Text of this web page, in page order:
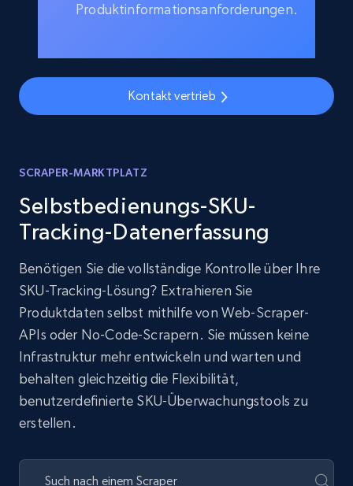
Produktinformationsanforderungen.
Kontakt vertrieb
SCRAPER-MARKTPLATZ
Selbstbedienungs-SKU-
Tracking-Datenerfassung
Benötigen Sie die vollständige Kontrolle über Ihre
SKU-Tracking-Lösung? Extrahieren Sie
Produktdaten selbst mithilfe von Web-Scraper-
APIs oder No-Code-Scrapern. Sie müssen keine
Infrastruktur mehr entwickeln und warten und
behalten gleichzeitig die Flexibilität,
benutzerdefinierte SKU-Überwachungstools zu
erstellen.